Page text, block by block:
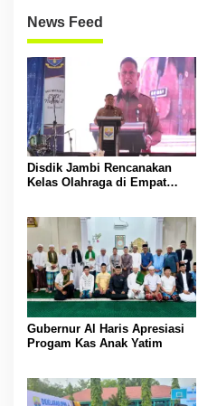
News Feed
Disdik Jambi Rencanakan
Kelas Olahraga di Empat
Gubernur Al Haris Apresiasi
Progam Kas Anak Yatim